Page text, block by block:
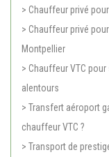
> Chauffeur privé
> Chauffeur privé
Montpellier
> Chauffeur VTC
alentours
> Transfert aéroport
chauffeur VTC ?
> Transport de